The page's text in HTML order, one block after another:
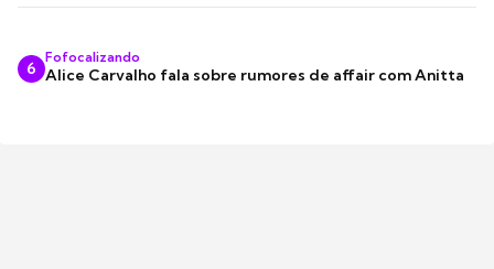
6
Fofocalizando
Alice Carvalho fala sobre rumores de affair com Anitta